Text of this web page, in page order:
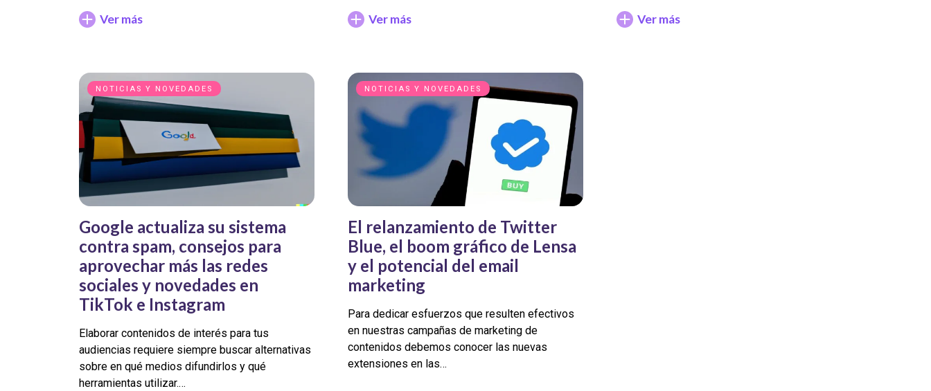
Ver más Ver más Ver más
NOTICIAS Y NOVEDADES
Google actualiza su sistema
contra spam, consejos para
aprovechar más las redes
sociales y novedades en
TikTok e Instagram
Elaborar contenidos de interés para tus
audiencias requiere siempre buscar alternativas
sobre en qué medios difundirlos y qué
herramientas utilizar.…
NOTICIAS Y NOVEDADES
El relanzamiento de Twitter
Blue, el boom gráfico de Lensa
y el potencial del email
marketing
Para dedicar esfuerzos que resulten efectivos
en nuestras campañas de marketing de
contenidos debemos conocer las nuevas
extensiones en las…